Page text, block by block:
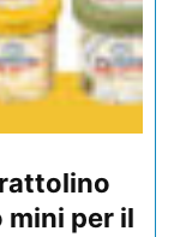
mini per il